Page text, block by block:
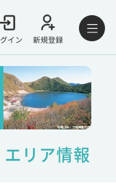
イン 新規登録
リア情報